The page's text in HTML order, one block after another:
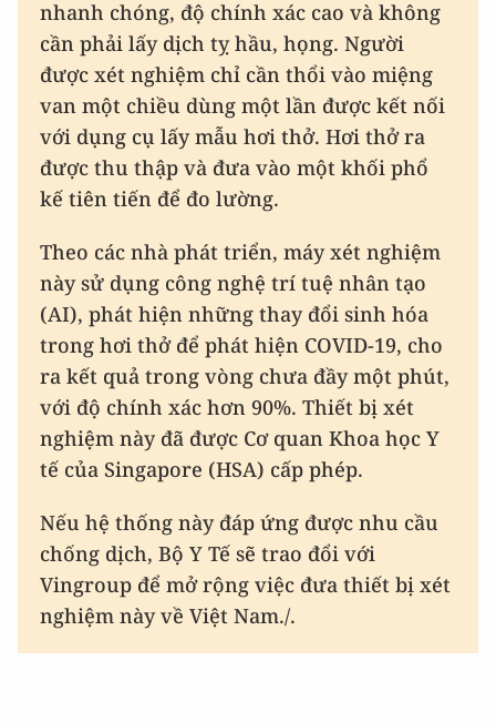
nhanh chóng, độ chính xác cao và không
cần phải lấy dịch tỵ hầu, họng. Người
được xét nghiệm chỉ cần thổi vào miệng
van một chiều dùng một lần được kết nối
với dụng cụ lấy mẫu hơi thở. Hơi thở ra
được thu thập và đưa vào một khối phổ
kế tiên tiến để đo lường.
Theo các nhà phát triển, máy xét nghiệm
này sử dụng công nghệ trí tuệ nhân tạo
(AI), phát hiện những thay đổi sinh hóa
trong hơi thở để phát hiện COVID-19, cho
ra kết quả trong vòng chưa đầy một phút,
với độ chính xác hơn 90%. Thiết bị xét
nghiệm này đã được Cơ quan Khoa học Y
tế của Singapore (HSA) cấp phép.
Nếu hệ thống này đáp ứng được nhu cầu
chống dịch, Bộ Y Tế sẽ trao đổi với
Vingroup để mở rộng việc đưa thiết bị xét
nghiệm này về Việt Nam./.